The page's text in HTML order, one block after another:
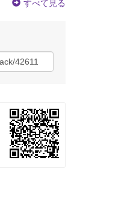
すべて見る